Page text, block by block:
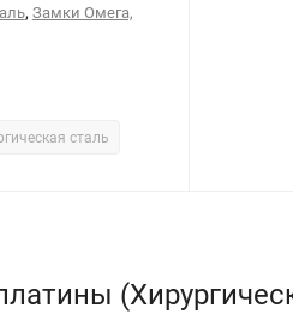
, Замки Омега,
сталь